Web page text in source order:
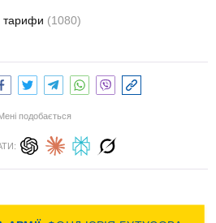
тарифи (1080)
подобається